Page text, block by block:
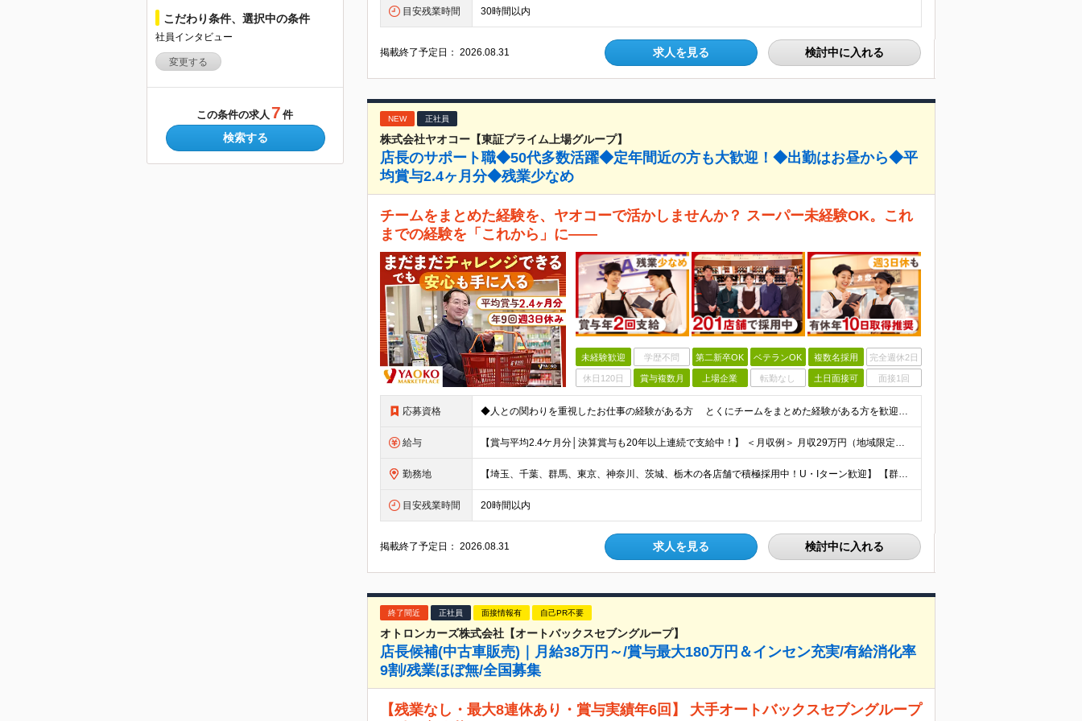
こだわり条件、選択中の条件
社員インタビュー
変更する
この条件の求人 7 件
検索する
目安残業時間 30時間以内
掲載終了予定日：2026.08.31 求人を見る 検討中に入れる
NEW 正社員
株式会社ヤオコー【東証プライム上場グループ】
店長のサポート職◆50代多数活躍◆定年間近の方も大歓迎！◆出勤はお昼から◆平
均賞与2.4ヶ月分◆残業少なめ
チームをまとめた経験を、ヤオコーで活かしませんか？ スーパー未経験OK。これ
までの経験を「これから」に――
未経験歓迎 学歴不問 第二新卒OK ベテランOK 複数名採用 完全週休2日
休日120日 賞与複数月 上場企業 転勤なし 土日面接可 面接1回
応募資格 ◆人との関わりを重視したお仕事の経験がある方 とくにチームをまとめた経験がある方を歓迎します ┗例えば… □スーパーマーケット・ホームセンター・ドラッグストアなどの 小売業でチームをまと
給与 【賞与平均2.4ケ月分│決算賞与も20年以上連続で支給中！】 ＜月収例＞ 月収29万円（地域限定正社員／残業代・各種手当含む） 月収26万円（契約社員／残業代・各種手当含む） ◆月給：月給258,
勤務地 【埼玉、千葉、群馬、東京、神奈川、茨城、栃木の各店舗で積極採用中！U・Iターン歓迎】 【群馬県】 安中/伊勢崎/太田/桐生/高崎/館林/富岡/ 中之条/藤岡/前橋 【茨城県】 古河/取手/竜ヶ崎
目安残業時間 20時間以内
掲載終了予定日：2026.08.31 求人を見る 検討中に入れる
終了間近 正社員 面接情報有 自己PR不要
オトロンカーズ株式会社【オートバックスセブングループ】
店長候補(中古車販売)｜月給38万円～/賞与最大180万円＆インセン充実/有給消化率
9割/残業ほぼ無/全国募集
【残業なし・最大8連休あり・賞与実績年6回】 大手オートバックスセブングループ